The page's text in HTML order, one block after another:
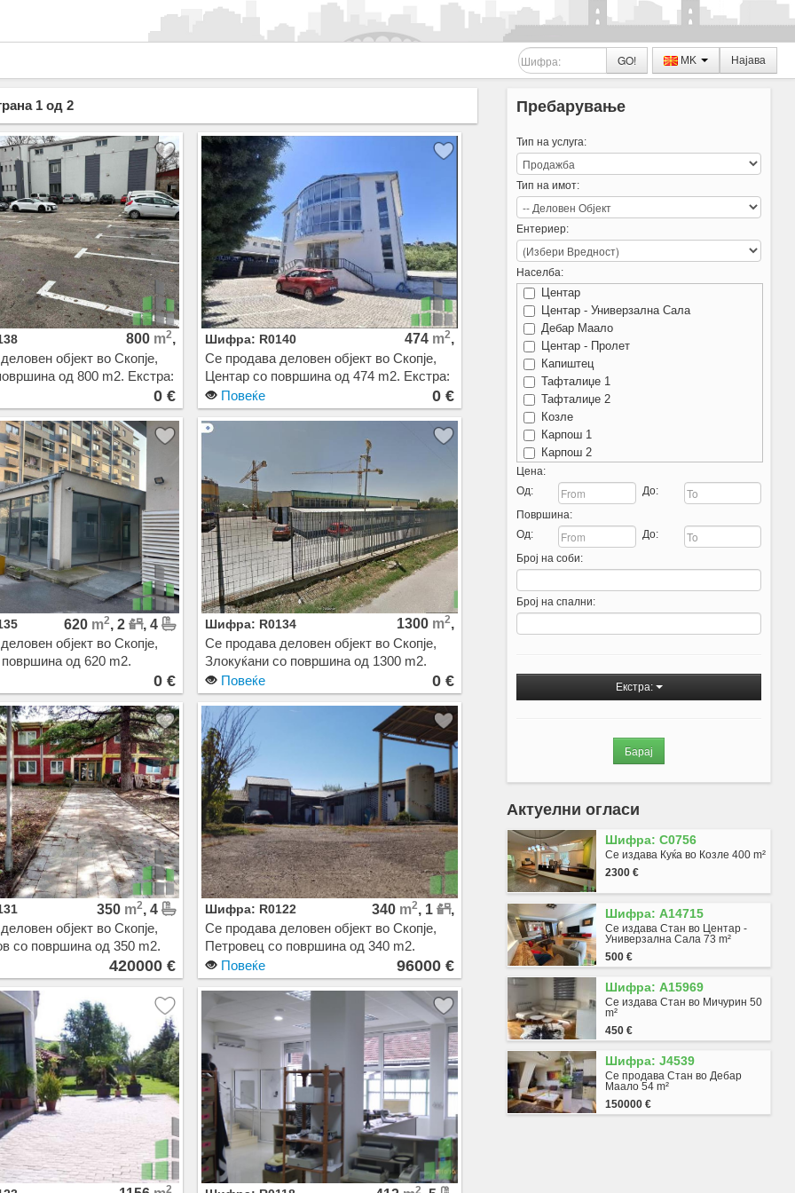
Најава
MK
GO!
1 од 2
800 m2,
објект во Скопје,
од 800 m2. Екстра:
0 €
Шифра: R0140 474 m2,
Се продава деловен објект во Скопје,
Центар со површина од 474 m2. Екстра:
Цена: 0 EUR
Повеќе 0 €
620 m2, 2
, 4
објект во Скопје,
од 620 m2.
на струја, Нова Зграда.0 €
Шифра: R0134 1300 m2,
Се продава деловен објект во Скопје,
Злокуќани со површина од 1300 m2.
Екстра: Цена: 0 EUR
Повеќе 0 €
350 m2, 4
објект во Скопје,
со површина од 350 m2.
420000 EUR
420000 €
Шифра: R0122 340 m2, 1
,
Се продава деловен објект во Скопје,
Петровец со површина од 340 m2.
Екстра: Цена: 96000 EUR
Повеќе 96000 €
2 2
Пребарување
Тип на услуга:
Тип на имот:
Ентериер:
Населба:
Центар
Центар - Универзална Сала
Дебар Маало
Центар - Пролет
Капиштец
Тафталиџе 1
Тафталиџе 2
Козле
Карпош 1
Карпош 2
Карпош 3
Карпош 4
Кисела Вода
Мичурин
Острово
Аеродром - Нова Железничка
Ново Лисиче
Водно
Жданец
Влае
Хром
Автокоманда
Железара
Ќерамидница
Ченто
Маџари - Триангла
Маџари
Хиподром
Сингелиќ
Волково
Битпазар
Чаир
Скопје Север
Бутел 1
Бутел 2
Радишани
Цена:
Од:
До:
Површина:
Од:
До:
Број на соби:
Број на спални:
Екстра:
Актуелни огласи
Шифра: C0756
Се издава Куќа во Козле 400 m²
2300 €
Шифра: A14715
Се издава Стан во Центар -
Универзална Сала 73 m²
500 €
Шифра: A15969
Се издава Стан во Мичурин 50
m²
450 €
Шифра: J4539
Се продава Стан во Дебар
Маало 54 m²
150000 €